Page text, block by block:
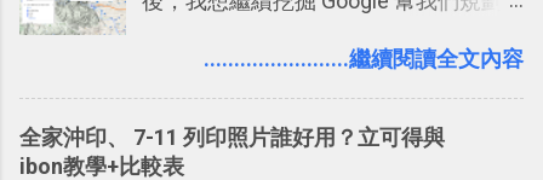
事可以從聊天中記錄重點。 3. 「 有彈性
的軟體則讓同事可以在任何地方和公司
入的來聊聊 Google 的「我的地圖」服
線，對商務需求來說可以打造出一張一
........................繼續閱讀全文內容
全家沖印、 7-11 列印照片誰好用？立可得與
ibon教學+比較表